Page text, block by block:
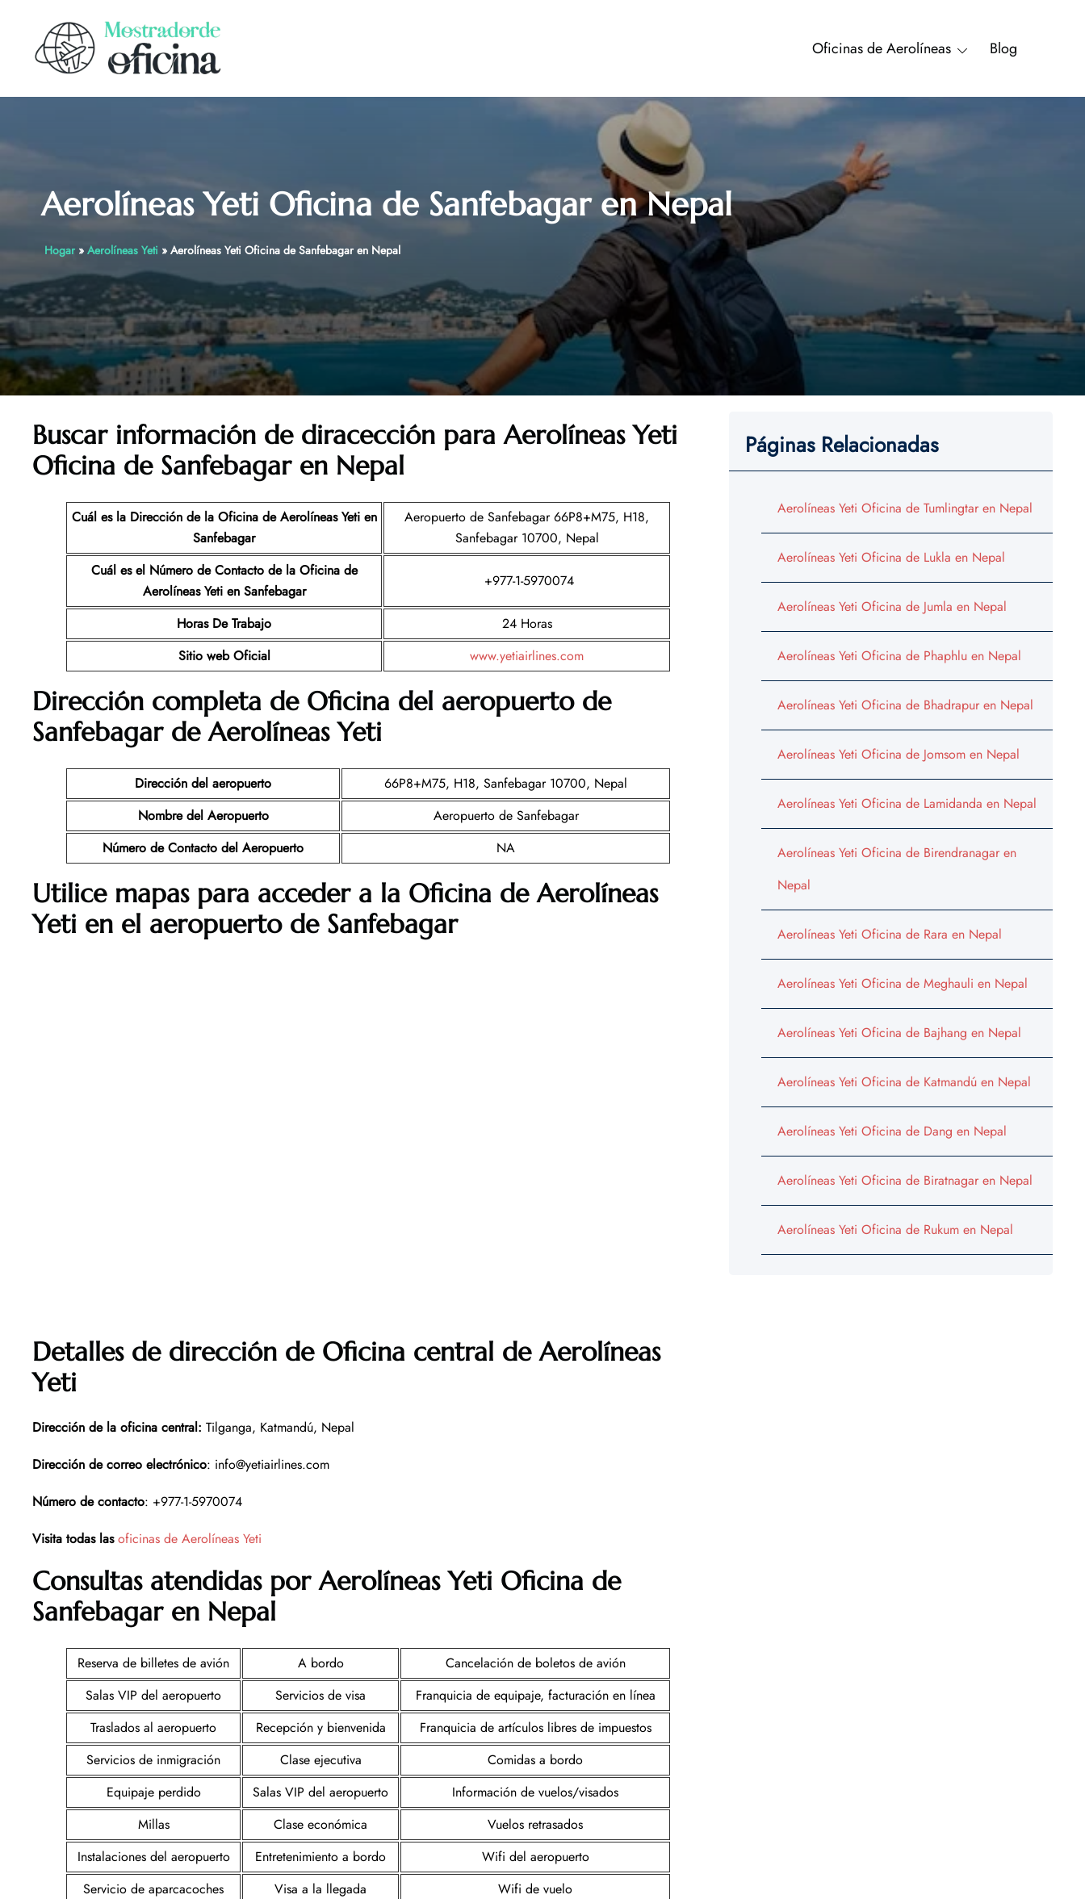
content
Oficinas de Aerolíneas Blog
Aerolíneas Yeti Oficina de Sanfebagar en Nepal
Hogar» Aerolíneas Yeti » Aerolíneas Yeti Oficina de Sanfebagar en Nepal
Buscar información de diracección para Aerolíneas Yeti
Oficina de Sanfebagar en Nepal
Cuál es la Dirección de la Oficina de Aerolíneas Yeti en
Sanfebagar
Aeropuerto de Sanfebagar 66P8+M75, H18,
Sanfebagar 10700, Nepal
Cuál es el Número de Contacto de la Oficina de
Aerolíneas Yeti en Sanfebagar
+977-1-5970074
Horas De Trabajo
24 Horas
Sitio web Oficial
www.yetiairlines.com
Dirección completa de Oficina del aeropuerto de
Sanfebagar deAerolíneas Yeti
Dirección del aeropuerto
66P8+M75, H18, Sanfebagar 10700, Nepal
Nombre del Aeropuerto
Aeropuerto de Sanfebagar
Número de Contacto del Aeropuerto
NA
Utilice mapas para acceder a la Oficina deAerolíneas
Yeti en el aeropuerto de Sanfebagar
Detalles de dirección de Oficina central deAerolíneas
Yeti
Dirección de la oficina central: Tilganga, Katmandú, Nepal
Dirección de correo electrónico: info@yetiairlines.com
Número de contacto: +977-1-5970074
Visita todas las oficinas de Aerolíneas Yeti
Consultas atendidas por Aerolíneas Yeti Oficina de
Sanfebagar en Nepal
Reserva de billetes de avión A bordo
Cancelación de boletos de avión
Salas VIP del aeropuerto
Servicios de visa
Franquicia de equipaje, facturación en línea
Traslados al aeropuerto
Recepción y bienvenida
Franquicia de artículos libres de impuestos
Servicios de inmigración
Clase ejecutiva
Comidas a bordo
Equipaje perdido
Salas VIP del aeropuerto
Información de vuelos/visados
Millas
Clase económica
Vuelos retrasados
Instalaciones del aeropuerto
Entretenimiento a bordo
Wifi del aeropuerto
Servicio de aparcacoches
Visa a la llegada Wifi de vuelo
Páginas Relacionadas
Aerolíneas Yeti Oficina de Tumlingtar en Nepal
Aerolíneas Yeti Oficina de Lukla en Nepal
Aerolíneas Yeti Oficina de Jumla en Nepal
Aerolíneas Yeti Oficina de Phaphlu en Nepal
Aerolíneas Yeti Oficina de Bhadrapur en Nepal
Aerolíneas Yeti Oficina de Jomsom en Nepal
Aerolíneas Yeti Oficina de Lamidanda en Nepal
Aerolíneas Yeti Oficina de Birendranagar en
Nepal
Aerolíneas Yeti Oficina de Rara en Nepal
Aerolíneas Yeti Oficina de Meghauli en Nepal
Aerolíneas Yeti Oficina de Bajhang en Nepal
Aerolíneas Yeti Oficina de Katmandú en Nepal
Aerolíneas Yeti Oficina de Dang en Nepal
Aerolíneas Yeti Oficina de Biratnagar en Nepal
Aerolíneas Yeti Oficina de Rukum en Nepal